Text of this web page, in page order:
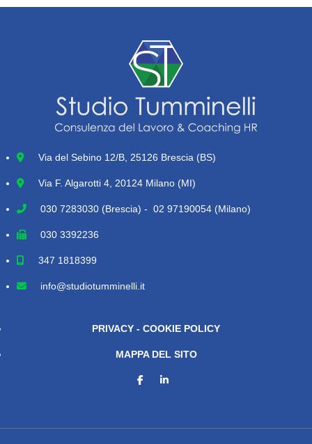
Via del Sebino 12/B, 25126 Brescia (BS)
Via F. Algarotti 4, 20124 Milano (MI)
030 7283030 (Brescia) - 02 97190054 (Milano)
030 3392236
347 1818399
info@studiotumminelli.it
PRIVACY - COOKIE POLICY
MAPPA DEL SITO